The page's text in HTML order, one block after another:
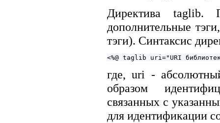
Директива taglib.
дополнительные
тэги). Синтаксис
где, uri -
образом
связанных с
для идентификации